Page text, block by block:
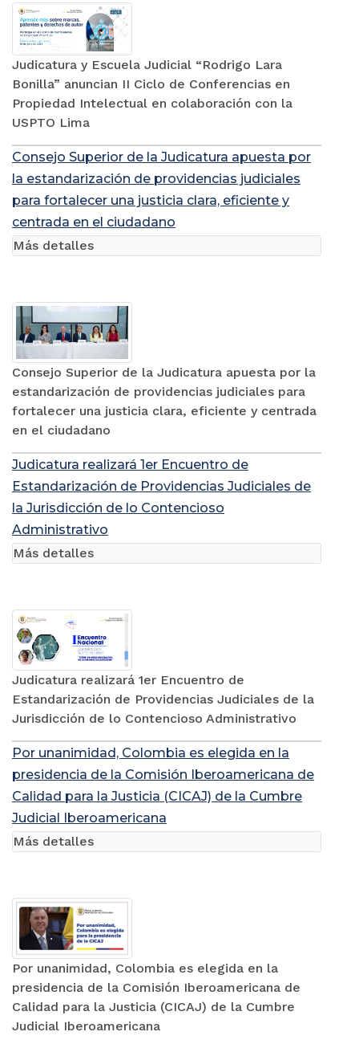
Judicatura y Escuela Judicial “Rodrigo Lara
Bonilla” anuncian II Ciclo de Conferencias en
Propiedad Intelectual en colaboración con la
USPTO Lima
Consejo Superior de la Judicatura apuesta por
la estandarización de providencias judiciales
para fortalecer una justicia clara, eficiente y
centrada en el ciudadano
Consejo Superior de la Judicatura apuesta por la
estandarización de providencias judiciales para
fortalecer una justicia clara, eficiente y centrada
en el ciudadano
Más detalles
Judicatura realizará 1er Encuentro de
Estandarización de Providencias Judiciales de
la Jurisdicción de lo Contencioso
Administrativo
Judicatura realizará 1er Encuentro de
Estandarización de Providencias Judiciales de la
Jurisdicción de lo Contencioso Administrativo
Más detalles
Por unanimidad, Colombia es elegida en la
presidencia de la Comisión Iberoamericana de
Calidad para la Justicia (CICAJ) de la Cumbre
Judicial Iberoamericana
Por unanimidad, Colombia es elegida en la
presidencia de la Comisión Iberoamericana de
Calidad para la Justicia (CICAJ) de la Cumbre
Judicial Iberoamericana
Más detalles